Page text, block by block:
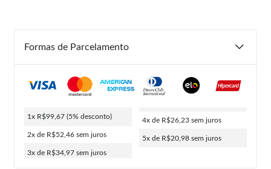
Formas de Parcelamento
1x R$99,67 (5% desconto)
2x de R$52,46 sem juros
3x de R$34,97 sem juros
4x de R$26,23 sem juros
5x de R$20,98 sem juros